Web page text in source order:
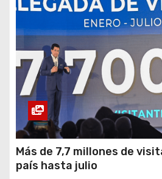
Más de 7,7 millones de
país hasta julio